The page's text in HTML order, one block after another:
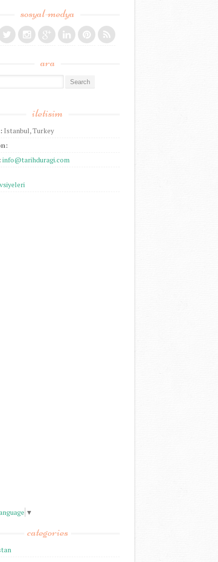
sosyal-medya
ara
iletisim
Istanbul, Turkey
info@tarihduragi.com
▼
categories